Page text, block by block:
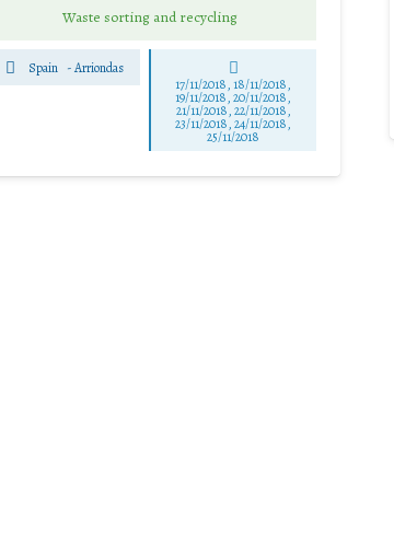
Waste sorting and recycling
Spain -Arriondas
17/11/2018, 18/11/2018,
19/11/2018, 20/11/2018,
21/11/2018, 22/11/2018,
23/11/2018, 24/11/2018,
25/11/2018